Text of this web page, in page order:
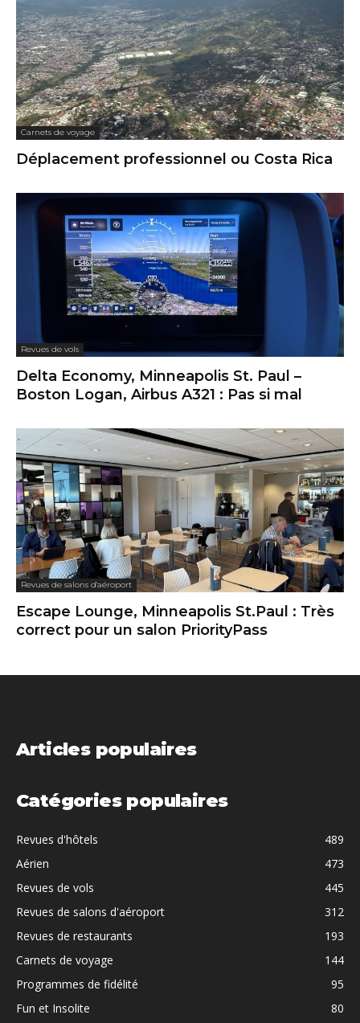
Carnets de voyage
Déplacement professionnel ou Costa Rica
Revues de vols
Delta Economy, Minneapolis St. Paul –
Boston Logan, Airbus A321 : Pas si mal
Revues de salons d'aéroport
Escape Lounge, Minneapolis St.Paul : Très
correct pour un salon PriorityPass
Articles populaires
Catégories populaires
Revues d'hôtels
489
Aérien
473
Revues de vols
445
Revues de salons d'aéroport
312
Revues de restaurants
193
Carnets de voyage
144
Programmes de fidélité
95
Fun et Insolite
80